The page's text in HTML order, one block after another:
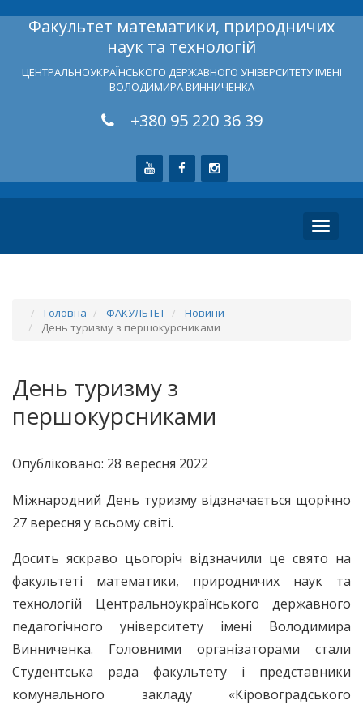
Факультет математики, природничих
наук та технологій
ЦЕНТРАЛЬНОУКРАЇНСЬКОГО ДЕРЖАВНОГО УНІВЕРСИТЕТУ ІМЕНІ
ВОЛОДИМИРА ВИННИЧЕНКА
+380 95 220 36 39
Toggle
Головна ФАКУЛЬТЕТ
Новини
День туризму з першокурсниками
День туризму з
першокурсниками
Опубліковано: 28 вересня 2022
Міжнародний День туризму відзначається щорічно
27 вересня у всьому світі.
Досить яскраво цьогоріч відзначили це свято на
факультеті математики, природничих наук та
технологій Центральноукраїнського державного
педагогічного університету імені Володимира
Винниченка. Головними організаторами стали
Студентська рада факультету і представники
комунального закладу «Кіровоградського